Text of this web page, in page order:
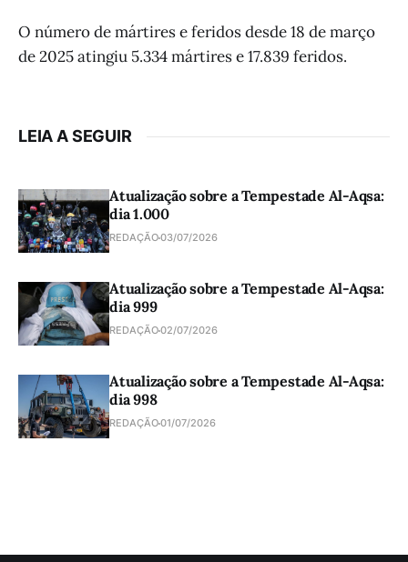
O número de mártires e feridos desde 18 de março
de 2025 atingiu 5.334 mártires e 17.839 feridos.
LEIA A SEGUIR
Atualização sobre a Tempestade Al-Aqsa:
dia 1.000
REDAÇÃO03/07/2026
Atualização sobre a Tempestade Al-Aqsa:
dia 999
REDAÇÃO02/07/2026
Atualização sobre a Tempestade Al-Aqsa:
dia 998
REDAÇÃO01/07/2026